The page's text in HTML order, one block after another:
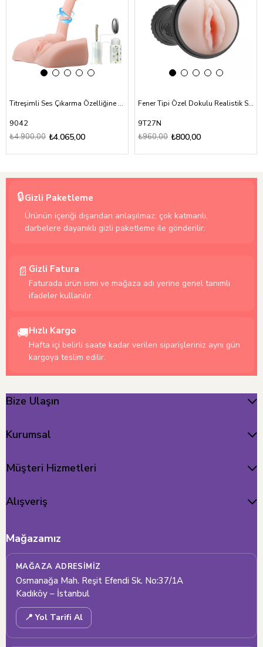
Titreşimli Ses Çıkarma Özelliğine Sahip Realistik Penis Ve Vajina
9042
₺4.065,00
₺4.900,00
Fener Tipi Özel Dokulu Realistik Suni Vajina Mastürbatör
9T27N
₺800,00
₺960,00
🔒Gizli Paketleme
Ürünün içeriği dışarıdan anlaşılmaz; çok katmanlı,
darbelere dayanıklı gizli paketleme ile gönderilir.
📄 Gizli Fatura
Faturada ürün ismi ve mağaza adı yerine genel tanımlı
ifadeler kullanılır.
🚚Hızlı Kargo
Hafta içi belirli saate kadar verilen siparişleriniz aynı gün
kargoya teslim edilir.
Bize Ulaşın
Kurumsal
Müşteri Hizmetleri
Alışveriş
Mağazamız
MAĞAZA ADRESIMIZ
Osmanağa Mah. Reşit Efendi Sk. No:37/1A
Kadıköy – İstanbul
📍 Yol Tarifi Al